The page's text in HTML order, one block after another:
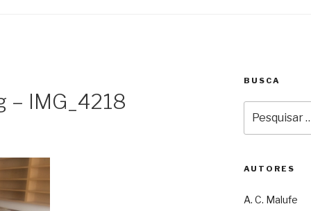
– IMG_4218
BUSCA
por:
AUTORES
A. C. Malufe